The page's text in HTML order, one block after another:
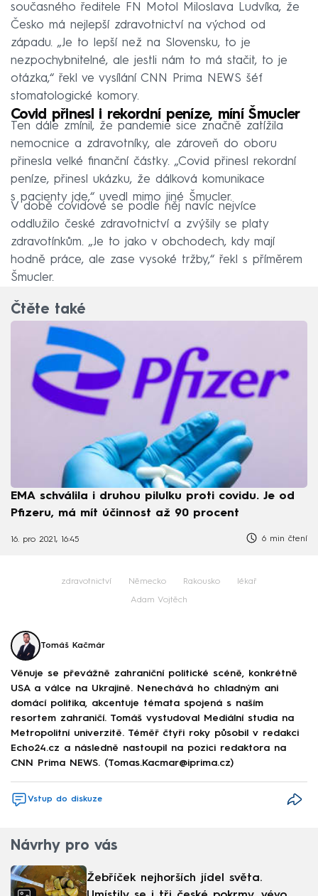
současného ředitele FN Motol Miloslava Ludvíka, že
Česko má nejlepší zdravotnictví na východ od
západu. „Je to lepší než na Slovensku, to je
nezpochybnitelné, ale jestli nám to má stačit, to je
otázka,“ řekl ve vysílání CNN Prima NEWS šéf
stomatologické komory.
Covid přinesl i rekordní peníze, míní Šmucler
Ten dále zmínil, že pandemie sice značně zatížila
nemocnice a zdravotníky, ale zároveň do oboru
přinesla velké finanční částky. „Covid přinesl rekordní
peníze, přinesl ukázku, že dálková komunikace
s pacienty jde,“ uvedl mimo jiné Šmucler.
V době covidové se podle něj navíc nejvíce
oddlužilo české zdravotnictví a zvýšily se platy
zdravotínkům. „Je to jako v obchodech, kdy mají
hodně práce, ale zase vysoké tržby,“ řekl s příměrem
Šmucler.
Čtěte také
EMA schválila i druhou pilulku proti covidu. Je od
Pfizeru, má mít účinnost až 90 procent
16. pro 2021, 16:45 6 min čtení
zdravotnictví Německo Rakousko lékař
Adam Vojtěch
Tomáš Kačmár
Věnuje se převážně zahraniční politické scéně, konkrétně
USA a válce na Ukrajině. Nenechává ho chladným ani
domácí politika, akcentuje témata spojená s naším
resortem zahraničí. Tomáš vystudoval Mediální studia na
Metropolitní univerzitě. Téměř čtyři roky působil v redakci
Echo24.cz a následně nastoupil na pozici redaktora na
CNN Prima NEWS. (Tomas.Kacmar@iprima.cz)
Vstup do diskuze
Návrhy pro vás
Žebříček nejhorších jídel světa.